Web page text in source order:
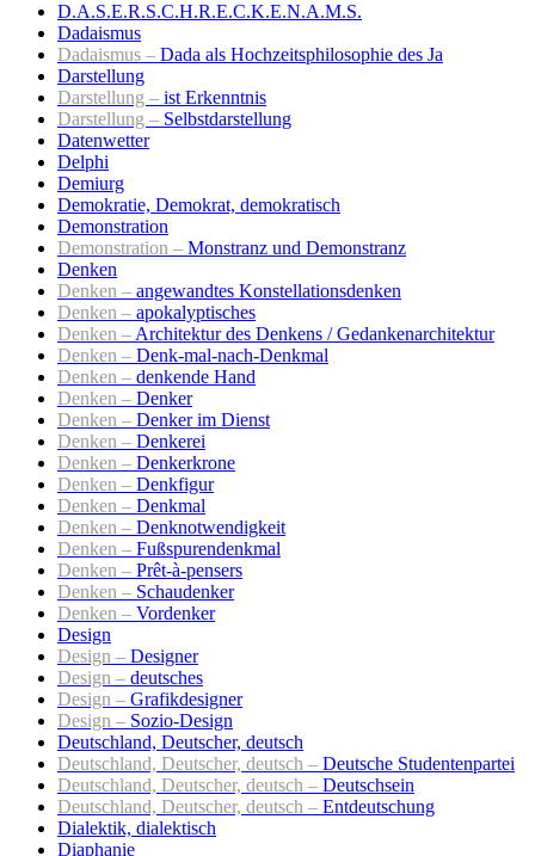
D.A.S.E.R.S.C.H.R.E.C.K.E.N.A.M.S.
Dadaismus
Dadaismus – Dada als Hochzeitsphilosophie des Ja
Darstellung
Darstellung – ist Erkenntnis
Darstellung – Selbstdarstellung
Datenwetter
Delphi
Demiurg
Demokratie, Demokrat, demokratisch
Demonstration
Demonstration – Monstranz und Demonstranz
Denken
Denken – angewandtes Konstellationsdenken
Denken – apokalyptisches
Denken –Architektur des Denkens / Gedankenarchitektur
Denken – Denk-mal-nach-Denkmal
Denken – denkende Hand
Denken – Denker
Denken – Denker im Dienst
Denken – Denkerei
Denken – Denkerkrone
Denken – Denkfigur
Denken – Denkmal
Denken – Denknotwendigkeit
Denken – Fußspurendenkmal
Denken – Prêt-à-pensers
Denken – Schaudenker
Denken – Vordenker
Design
Design – Designer
Design – deutsches
Design – Grafikdesigner
Design – Sozio-Design
Deutschland, Deutscher, deutsch
Deutschland, Deutscher, deutsch – Deutsche Studentenpartei
Deutschland, Deutscher, deutsch – Deutschsein
Deutschland, Deutscher, deutsch – Entdeutschung
Dialektik, dialektisch
Diaphanie